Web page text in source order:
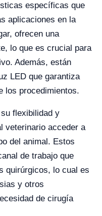
específicas que
aplicaciones en la
ofrecen una
lo que es crucial para
Además, están
LED que garantiza
los procedimientos.
flexibilidad y
veterinario acceder a
del animal. Estos
de trabajo que
quirúrgicos, lo cual es
y otros
de cirugía